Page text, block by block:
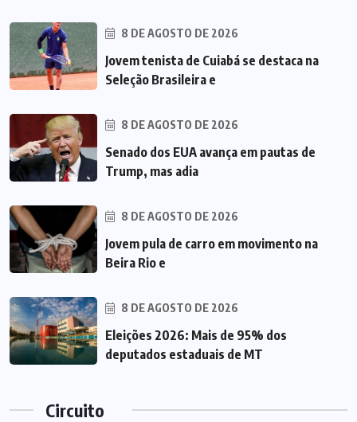
8 DE AGOSTO DE 2026
Jovem tenista de Cuiabá se destaca na
Seleção Brasileira e
8 DE AGOSTO DE 2026
Senado dos EUA avança em pautas de
Trump, mas adia
8 DE AGOSTO DE 2026
Jovem pula de carro em movimento na
Beira Rio e
8 DE AGOSTO DE 2026
Eleições 2026: Mais de 95% dos
deputados estaduais de MT
Circuito